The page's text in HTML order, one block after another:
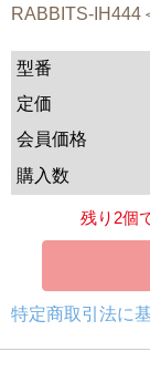
RABBITS-IH444
型番
定価
会員価格
購入数
残り2個
特定商取引法に